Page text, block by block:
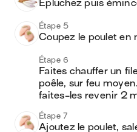
Épluchez puis
Étape 5
Coupez le poulet en
Étape 6
Faites chauffer un
poêle, sur feu
faites-les revenir 2
Étape 7
Ajoutez le poulet,